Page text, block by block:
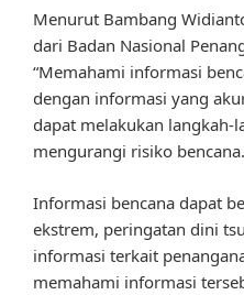
Menurut Bambang
dari Badan Nasional
“Memahami informasi
dengan informasi yang
dapat melakukan langkah-
mengurangi risiko
Informasi bencana dapat
ekstrem, peringatan dini
informasi terkait
memahami informasi